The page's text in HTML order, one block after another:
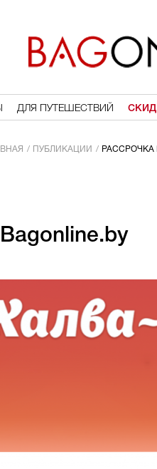
ДЛЯ ПУТЕШЕСТВИЙ
ПУБЛИКАЦИИ РАССРОЧКА